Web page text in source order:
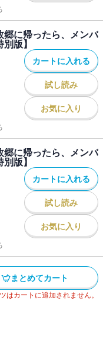
郷に帰ったら、メンバ
版】
カートに入れる
試し読み
お気に入り
郷に帰ったら、メンバ
版】
カートに入れる
試し読み
お気に入り
まとめてカート
カートに追加されません。